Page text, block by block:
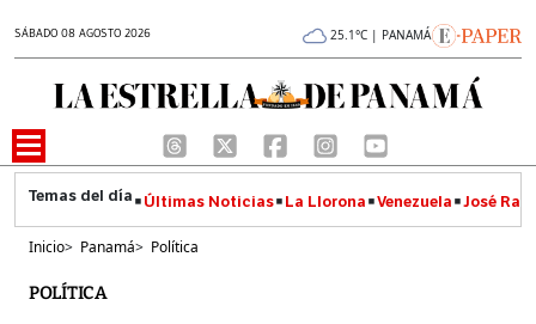
SÁBADO 08 AGOSTO 2026 25.1°C | PANAMÁ
Últimas Noticias La Llorona Venezuela José
Inicio> Panamá> Política
POLÍTICA